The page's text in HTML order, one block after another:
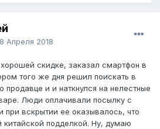
Апреля 2018
скидке, заказал смартфон в
того же дня решил поискать в
и и наткнулся на нелестные
Люди оплачивали посылку с
вскрытии ее оказывалось, что
китайской подделкой. Ну, думаю